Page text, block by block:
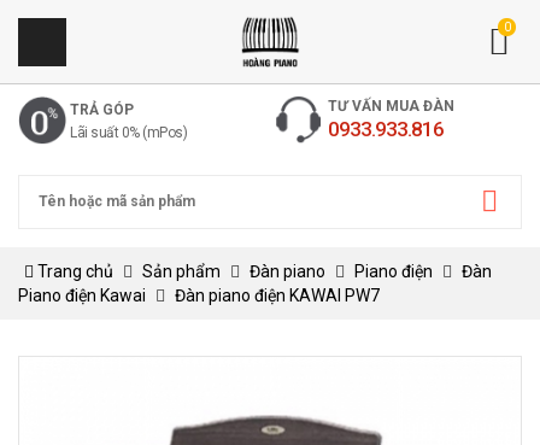
0
TRẢ GÓP
Lãi suất 0% (mPos)
TƯ VẤN MUA ĐÀN
0933.933.816
Trang chủ Sản phẩm Đàn piano Piano điện
Đàn
Piano điện Kawai
Đàn piano điện KAWAI PW7